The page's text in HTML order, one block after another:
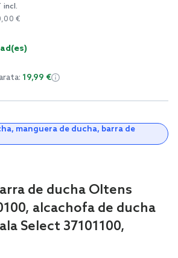
incl.
€
manguera de ducha, barra de
19,99 €
de ducha Oltens
alcachofa de ducha
Select 37101100,